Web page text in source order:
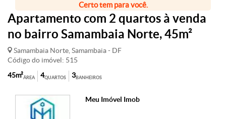
Certo tem para você.
Apartamento com 2 quartos à venda
no bairro Samambaia Norte, 45m²
Samambaia Norte, Samambaia - DF
Código do imóvel: 515
ÁREA
45m² QUARTOS
4 BANHEIROS
3
Meu Imóvel Imob